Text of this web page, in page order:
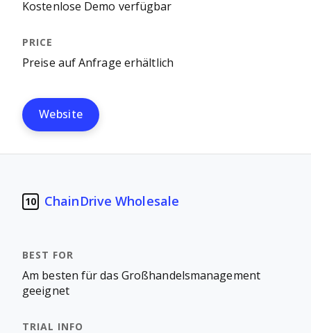
Kostenlose Demo verfügbar
Preise auf Anfrage erhältlich
Website
10 ChainDrive Wholesale
Am besten für das Großhandelsmanagement
geeignet